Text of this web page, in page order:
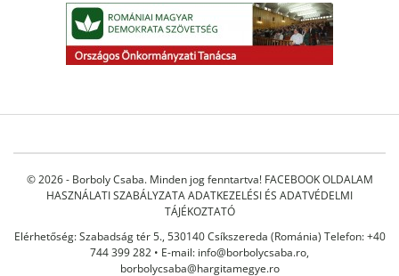
© 2026 - Borboly Csaba. Minden jog fenntartva! FACEBOOK OLDALAM
HASZNÁLATI SZABÁLYZATAADATKEZELÉSI ÉS ADATVÉDELMI
TÁJÉKOZTATÓ
Elérhetőség: Szabadság tér 5., 530140 Csíkszereda (Románia) Telefon: +40
744 399 282 • E-mail: info@borbolycsaba.ro,
borbolycsaba@hargitamegye.ro